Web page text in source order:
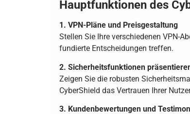
Hauptfunktionen des
1. VPN-Pläne und Preisgestaltung
Stellen Sie Ihre verschiedenen VPN-
fundierte Entscheidungen treffen.
2. Sicherheitsfunktionen
Zeigen Sie die robusten
CyberShield das Vertrauen Ihrer
3. Kundenbewertungen und